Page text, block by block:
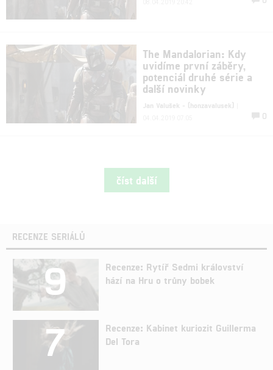
The Mandalorian: Kdy
uvidíme první záběry,
potenciál druhé série a
další novinky
Jan Valušek - (honzavalusek)
0
číst další
RECENZE SERIÁLŮ
9
Recenze: Rytíř Sedmi království
hází na Hru o trůny bobek
7
Recenze: Kabinet kuriozit Guillerma
Del Tora